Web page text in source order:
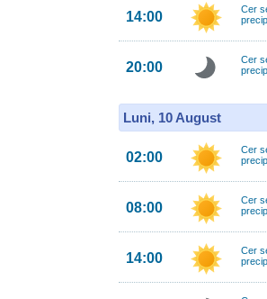
14:00
Cer
20:00
Cer
Luni, 10 August
02:00
Cer
08:00
Cer
14:00
Cer